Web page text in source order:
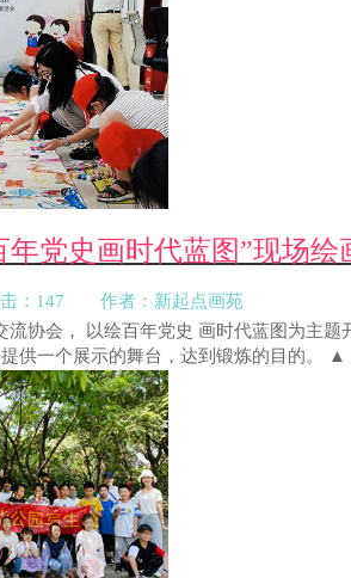
年党史画时代蓝图”现场绘
：147 作者：新起点画苑
流协会， 以绘百年党史 画时代蓝图为主
供一个展示的舞台，达到锻炼的目的。 ▲